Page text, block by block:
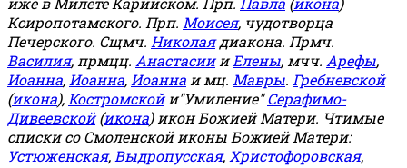
Ксиропотамского. Прп. Моисея, чудотворца
Печерского. Сщмч. Николаядиакона. Прмч.
Василия, прмцц. АнастасиииЕлены, мчч. Арефы,
Иоанна, Иоанна, Иоанна и мц. Мавры. Гребневской
(икона), Костромскойи"Умиление"Серафимо-
Дивеевской(икона) икон Божией Матери. Чтимые
списки со Смоленской иконы Божией Матери:
Устюженская, Выдропусская, Христофоровская,